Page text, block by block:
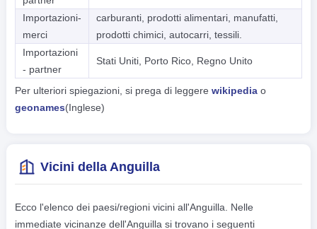
Importazioni-
merci
carburanti, prodotti alimentari, manufatti,
prodotti chimici, autocarri, tessili.
Importazioni
- partner
Stati Uniti, Porto Rico, Regno Unito
Per ulteriori spiegazioni, si prega di leggere wikipediao
geonames(Inglese)
Vicini della Anguilla
Ecco l'elenco dei paesi/regioni vicini all'Anguilla. Nelle
immediate vicinanze dell'Anguilla si trovano i seguenti